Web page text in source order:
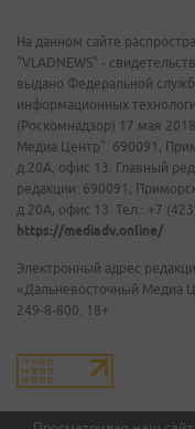
На данном сайте
"VLADNEWS" -
выдано Федеральной
информационных
(Роскомнадзор) 17 мая
Медиа Центр". 690091,
д.20А, офис 13. Главный
редакции: 690091,
д.20А, офис 13. Тел.: +7
https://mediadv.online/
Электронный адрес
«Дальневосточный Медиа
249-8-800. 18+